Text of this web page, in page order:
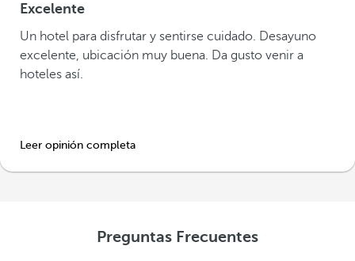
Excelente
Un hotel para disfrutar y sentirse cuidado. Desayuno
excelente, ubicación muy buena. Da gusto venir a
hoteles así.
Leer opinión completa
Preguntas Frecuentes